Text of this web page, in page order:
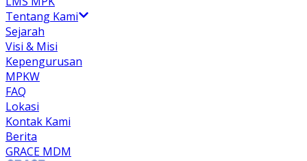
Tentang Kami
Sejarah
Visi & Misi
Kepengurusan
MPKW
FAQ
Lokasi
Kontak Kami
Berita
GRACE MDM